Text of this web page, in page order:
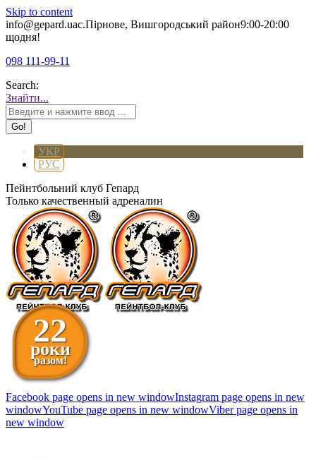
Skip to content
info@gepard.uaс.Пірнове, Вишгородський район9:00-20:00
щодня!
098 111-99-11
Search:
Знайти...
УКР
РУС
Пейнтбольний клуб Гепард
Только качественный адреналин
22
роки
разом!
Facebook page opens in new windowInstagram page opens in new
windowYouTube page opens in new windowViber page opens in
new window